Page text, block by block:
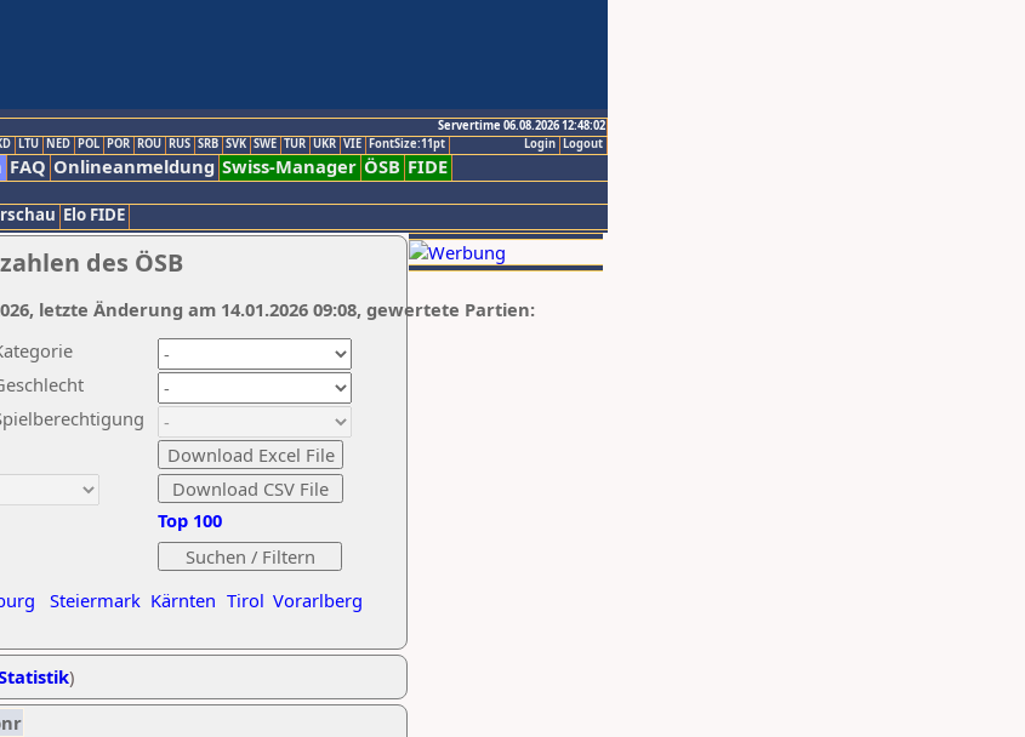
Servertime 06.08.2026 12:48:02
Logout
Login
LTU NED POL POR ROU RUS SRB SVK SWE TUR UKR VIE FontSize:11pt
FAQ Onlineanmeldung Swiss-Manager ÖSB FIDE
Elo FIDE
des ÖSB
Steiermark Kärnten Tirol Vorarlberg
Top 100
letzte Änderung am 14.01.2026 09:08, gewertete Partien:
)